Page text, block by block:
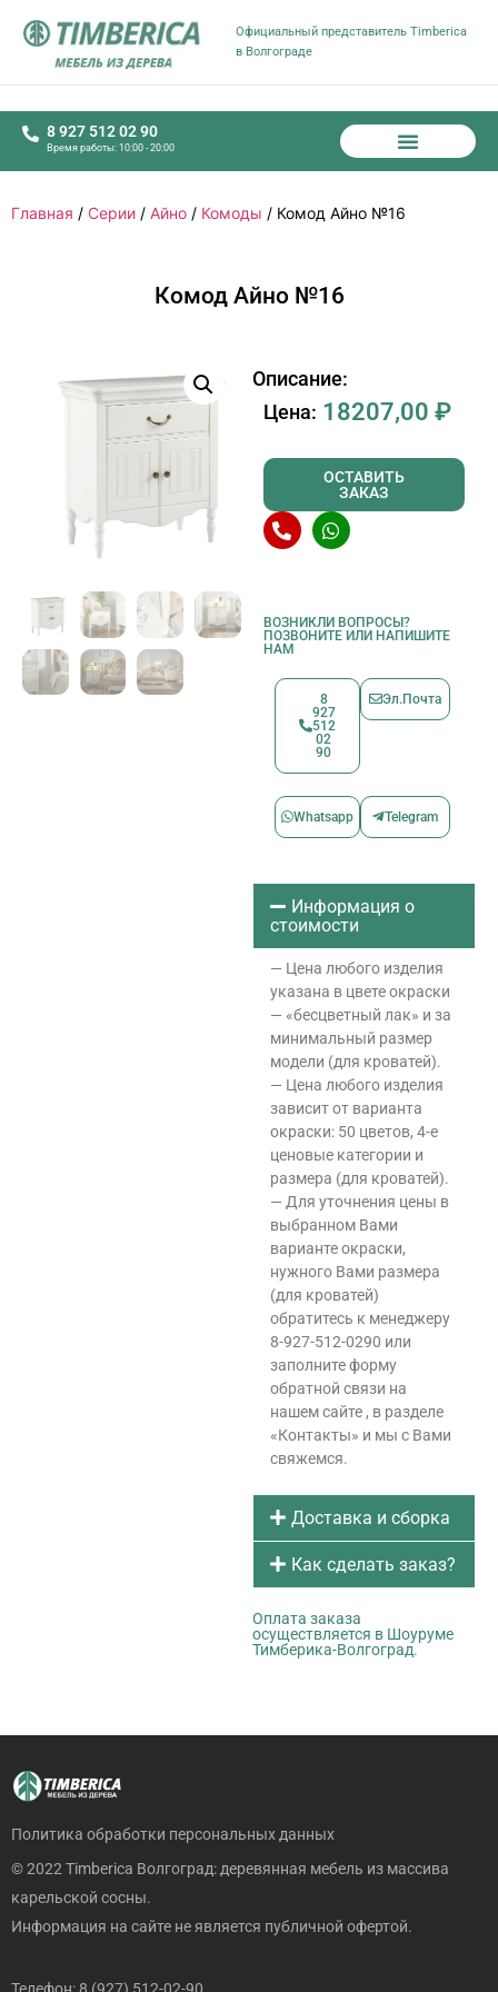
Официальный представитель Timberica
в Волгограде
8 927 512 02 90
Время работы: 10:00 - 20:00
Главная / Серии / Айно / Комоды / Комод Айно №16
Комод Айно №16
Описание:
Цена: 18207,00 ₽
ОСТАВИТЬ
ЗАКАЗ
ВОЗНИКЛИ ВОПРОСЫ?
ПОЗВОНИТЕ ИЛИ НАПИШИТЕ
НАМ
8
927
512
02
90
Эл.Почта
Whatsapp Telegram
Информация о
стоимости
— Цена любого изделия
указана в цвете окраски
— «бесцветный лак» и за
минимальный размер
модели (для кроватей).
— Цена любого изделия
зависит от варианта
окраски: 50 цветов, 4-е
ценовые категории и
размера (для кроватей).
— Для уточнения цены в
выбранном Вами
варианте окраски,
нужного Вами размера
(для кроватей)
обратитесь к менеджеру
8-927-512-0290 или
заполните форму
обратной связи на
нашем сайте , в разделе
«Контакты» и мы с Вами
свяжемся.
Доставка и сборка
Как сделать заказ?
Оплата заказа
осуществляется в Шоуруме
Тимберика-Волгоград.
Политика обработки персональных данных
© 2022 Timberica Волгоград: деревянная мебель из массива
карельской сосны.
Информация на сайте не является публичной офертой.
Телефон: 8 (927) 512-02-90